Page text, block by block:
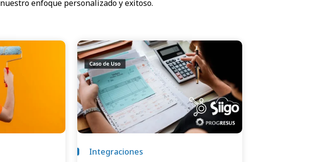
nuestro enfoque personalizado y exitoso.
Integraciones